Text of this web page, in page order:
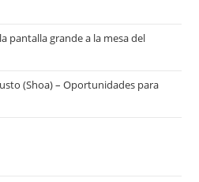
pantalla grande a la mesa del
(Shoa) – Oportunidades para